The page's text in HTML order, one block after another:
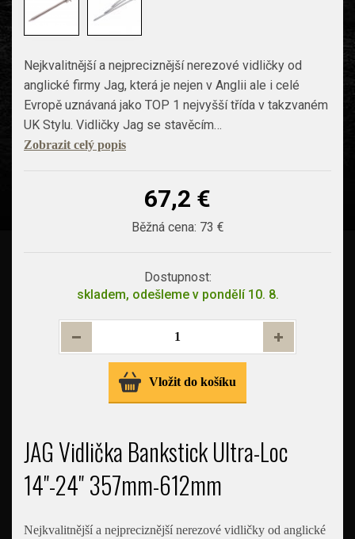
Nejkvalitnější a nejpreciznější nerezové vidličky od
anglické firmy Jag, která je nejen v Anglii ale i celé
Evropě uznávaná jako TOP 1 nejvyšší třída v takzvaném
UK Stylu. Vidličky Jag se stavěcím…
Zobrazit celý popis
67,2 €
Běžná cena: 73 €
Dostupnost:
skladem, odešleme v pondělí 10. 8.
Vložit do košíku
JAG Vidlička Bankstick Ultra-Loc
14"-24" 357mm-612mm
Nejkvalitnější a nejpreciznější nerezové vidličky od anglické